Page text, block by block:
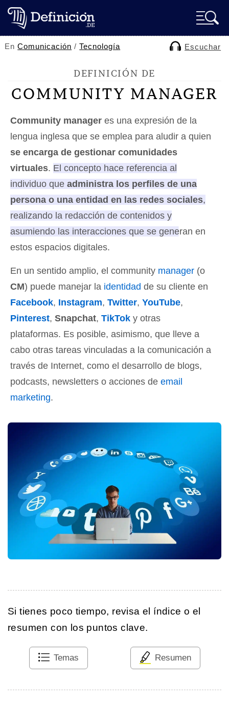
EnComunicación /Tecnología Escuchar
DEFINICIÓN DE
COMMUNITY MANAGER
Community manager es una expresión de la
lengua inglesa que se emplea para aludir a quien
se encarga de gestionar comunidades
virtuales. El concepto hace referencia al
individuo que administra los perfiles de una
persona o una entidad en las redes sociales,
realizando la redacción de contenidos y
asumiendo las interacciones que se generan en
estos espacios digitales.
En un sentido amplio, el community manager (o
CM) puede manejar la identidad de su cliente en
Facebook, Instagram, Twitter, YouTube,
Pinterest, Snapchat, TikTok y otras
plataformas. Es posible, asimismo, que lleve a
cabo otras tareas vinculadas a la comunicación a
través de Internet, como el desarrollo de blogs,
podcasts, newsletters o acciones de email
marketing.
Si tienes poco tiempo, revisa el índice o el
resumen con los puntos clave.
Temas Resumen